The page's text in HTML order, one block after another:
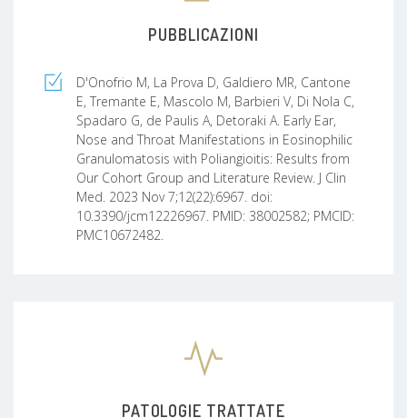
PUBBLICAZIONI
D'Onofrio M, La Prova D, Galdiero MR, Cantone
E, Tremante E, Mascolo M, Barbieri V, Di Nola C,
Spadaro G, de Paulis A, Detoraki A. Early Ear,
Nose and Throat Manifestations in Eosinophilic
Granulomatosis with Poliangioitis: Results from
Our Cohort Group and Literature Review. J Clin
Med. 2023 Nov 7;12(22):6967. doi:
10.3390/jcm12226967. PMID: 38002582; PMCID:
PMC10672482.
PATOLOGIE TRATTATE